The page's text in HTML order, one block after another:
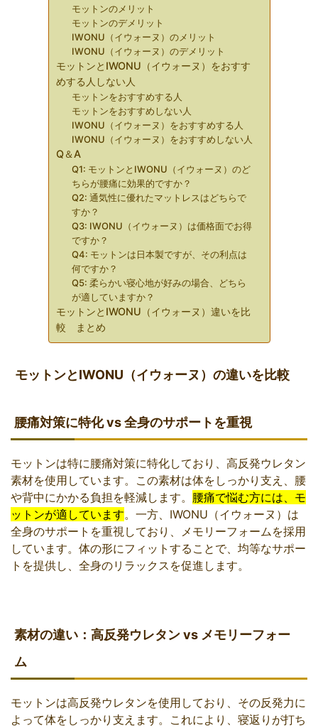
モットンのメリット
モットンのデメリット
IWONU（イウォーヌ）のメリット
IWONU（イウォーヌ）のデメリット
モットンとIWONU（イウォーヌ）をおすす
めする人しない人
モットンをおすすめする人
モットンをおすすめしない人
IWONU（イウォーヌ）をおすすめする人
IWONU（イウォーヌ）をおすすめしない人
Q＆A
Q1: モットンとIWONU（イウォーヌ）のど
ちらが腰痛に効果的ですか？
Q2: 通気性に優れたマットレスはどちらで
すか？
Q3: IWONU（イウォーヌ）は価格面でお得
ですか？
Q4: モットンは日本製ですが、その利点は
何ですか？
Q5: 柔らかい寝心地が好みの場合、どちら
が適していますか？
モットンとIWONU（イウォーヌ）違いを比
較 まとめ
モットンとIWONU（イウォーヌ）の違いを比較
腰痛対策に特化 vs 全身のサポートを重視
モットンは特に腰痛対策に特化しており、高反発ウレタン
素材を使用しています。この素材は体をしっかり支え、腰
や背中にかかる負担を軽減します。 腰痛で悩む方には、モ
ットンが適しています。一方、IWONU（イウォーヌ）は
全身のサポートを重視しており、メモリーフォームを採用
しています。体の形にフィットすることで、均等なサポー
トを提供し、全身のリラックスを促進します。
素材の違い：高反発ウレタン vs メモリーフォー
ム
モットンは高反発ウレタンを使用しており、その反発力に
よって体をしっかり支えます。これにより、寝返りが打ち